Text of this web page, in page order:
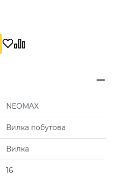
NEOMAX
Вилка побутова
Вилка
16